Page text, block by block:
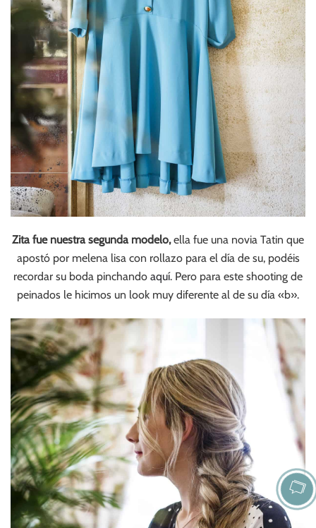
Zita fue nuestra segunda modelo,ella fue una novia Tatin que
apostó por melena lisa con rollazo para el día de su, podéis
recordar su boda pinchando aquí. Pero para este shooting de
peinados le hicimos un look muy diferente al de su día «b».